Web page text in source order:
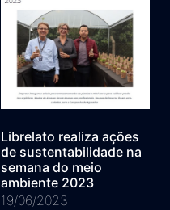
Librelato realiza ações
de sustentabilidade na
semana do meio
ambiente 2023
19/06/2023